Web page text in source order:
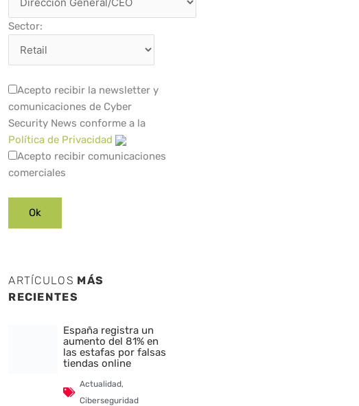
Sector:
Acepto recibir la newsletter y
comunicaciones de Cyber
Security News conforme a la
Política de Privacidad
Acepto recibir comunicaciones
comerciales
ARTÍCULOS MÁS
RECIENTES
España registra un
aumento del 81% en
las estafas por falsas
tiendas online
Actualidad,
Ciberseguridad